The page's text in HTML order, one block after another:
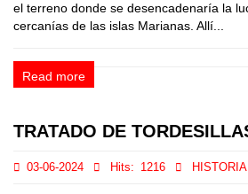
el terreno donde se desencadenaría la
cercanías de las islas Marianas. Allí...
Read more
TRATADO DE
03-06-2024 Hits: 1216 HISTORIA